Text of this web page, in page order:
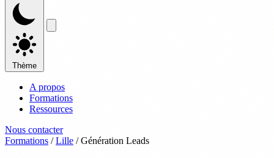
Thème
A propos
Formations
Ressources
Nous contacter
Formations / Lille / Génération Leads